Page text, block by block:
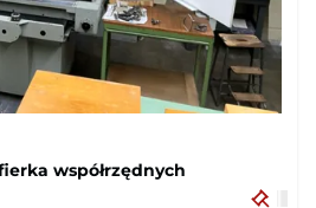
współrzędnych